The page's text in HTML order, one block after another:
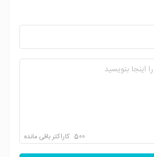
500 کاراکتر باقی مانده